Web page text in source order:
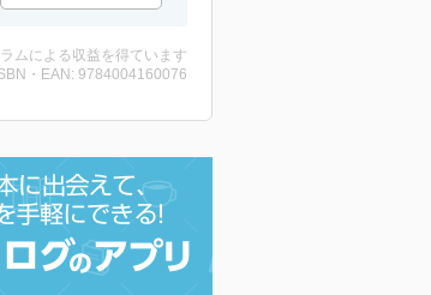
ムによる収益を得ています
・EAN: 9784004160076